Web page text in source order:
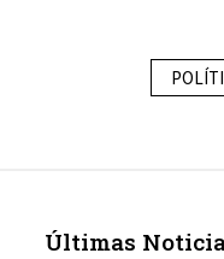
Últimas